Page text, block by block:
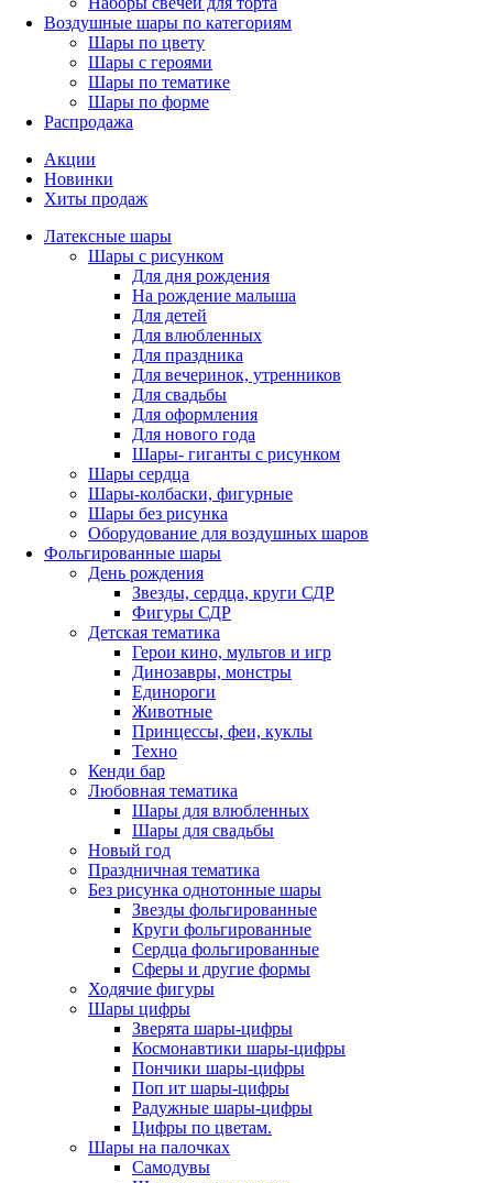
Воздушные шары по категориям
Шары по цвету
Шары с героями
Шары по тематике
Шары по форме
Распродажа
Акции
Новинки
Хиты продаж
Латексные шары
Шары с рисунком
Для дня рождения
На рождение малыша
Для детей
Для влюбленных
Для праздника
Для вечеринок, утренников
Для свадьбы
Для оформления
Для нового года
Шары- гиганты с рисунком
Шары сердца
Шары-колбаски, фигурные
Шары без рисунка
Оборудование для воздушных шаров
Фольгированные шары
День рождения
Звезды, сердца, круги СДР
Фигуры СДР
Детская тематика
Герои кино, мультов и игр
Динозавры, монстры
Единороги
Животные
Принцессы, феи, куклы
Техно
Кенди бар
Любовная тематика
Шары для влюбленных
Шары для свадьбы
Новый год
Праздничная тематика
Без рисунка однотонные шары
Звезды фольгированные
Круги фольгированные
Сердца фольгированные
Сферы и другие формы
Ходячие фигуры
Шары цифры
Зверята шары-цифры
Космонавтики шары-цифры
Пончики шары-цифры
Поп ит шары-цифры
Радужные шары-цифры
Цифры по цветам.
Шары на палочках
Самодувы